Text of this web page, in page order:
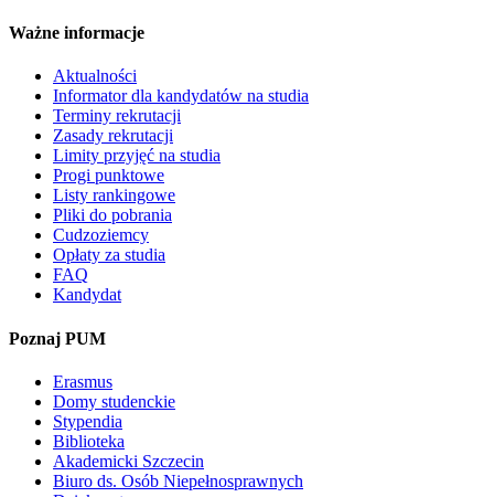
Ważne informacje
Aktualności
Informator dla kandydatów na studia
Terminy rekrutacji
Zasady rekrutacji
Limity przyjęć na studia
Progi punktowe
Listy rankingowe
Pliki do pobrania
Cudzoziemcy
Opłaty za studia
FAQ
Kandydat
Poznaj PUM
Erasmus
Domy studenckie
Stypendia
Biblioteka
Akademicki Szczecin
Biuro ds. Osób Niepełnosprawnych